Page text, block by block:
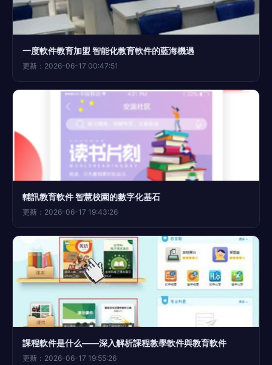
一度軟件教育加盟 智能化教育軟件的藍海機遇
更新：2026-06-17 00:47:51
輔訊教育軟件 智慧校園的數字化基石
更新：2026-06-17 19:43:26
課程軟件是什么——深入解析課程教學軟件與教育軟件
更新：2026-06-17 19:55:26